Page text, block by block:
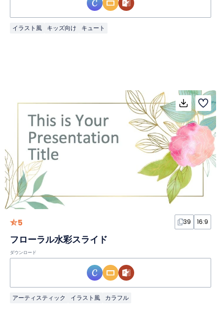
イラスト風 キッズ向け キュート
5 39 16:9
フローラル水彩スライド
ダウンロード
アーティスティック イラスト風 カラフル